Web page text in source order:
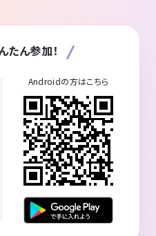
たん参加！
Androidの方はこちら